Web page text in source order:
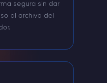
segura sin dar
al archivo del